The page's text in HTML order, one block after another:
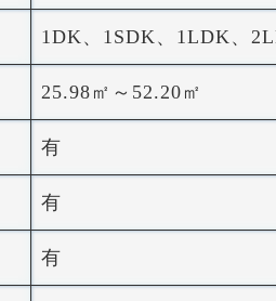
1DK、1SDK、1LDK、
25.98㎡～52.20㎡
有
有
有